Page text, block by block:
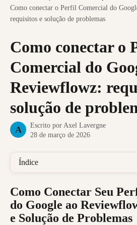
Como conectar o Perfil Comercial do
requisitos e solução de problemas
Como conectar o
Comercial do
Reviewflowz:
solução de
A Escrito por Axel Lavergne
28 de março de 2026
Índice
Como Conectar Seu
do Google ao
e Solução de Problemas